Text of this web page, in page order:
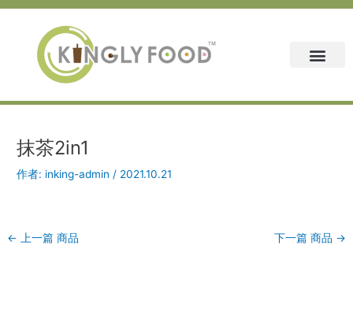
跳
抹茶2in1
作者: inking-admin / 2021.10.21
Post
navigation
← 上一篇 商品 下一篇 商品 →